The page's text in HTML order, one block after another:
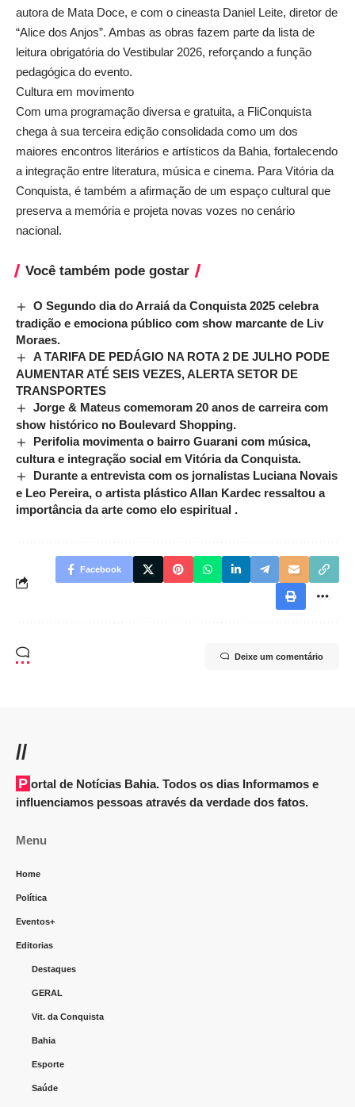
autora de Mata Doce, e com o cineasta Daniel Leite, diretor de
“Alice dos Anjos”. Ambas as obras fazem parte da lista de
leitura obrigatória do Vestibular 2026, reforçando a função
pedagógica do evento.
Cultura em movimento
Com uma programação diversa e gratuita, a FliConquista
chega à sua terceira edição consolidada como um dos
maiores encontros literários e artísticos da Bahia, fortalecendo
a integração entre literatura, música e cinema. Para Vitória da
Conquista, é também a afirmação de um espaço cultural que
preserva a memória e projeta novas vozes no cenário
nacional.
Você também pode gostar
O Segundo dia do Arraiá da Conquista 2025 celebra
tradição e emociona público com show marcante de Liv
Moraes.
A TARIFA DE PEDÁGIO NA ROTA 2 DE JULHO PODE
AUMENTAR ATÉ SEIS VEZES, ALERTA SETOR DE
TRANSPORTES
Jorge & Mateus comemoram 20 anos de carreira com
show histórico no Boulevard Shopping.
Perifolia movimenta o bairro Guarani com música,
cultura e integração social em Vitória da Conquista.
Durante a entrevista com os jornalistas Luciana Novais
e Leo Pereira, o artista plástico Allan Kardec ressaltou a
importância da arte como elo espiritual .
Facebook
Deixe um comentário
//
Portal de Notícias Bahia. Todos os dias Informamos e
influenciamos pessoas através da verdade dos fatos.
Menu
Home
Política
Eventos+
Editorias
Destaques
GERAL
Vit. da Conquista
Bahia
Esporte
Saúde